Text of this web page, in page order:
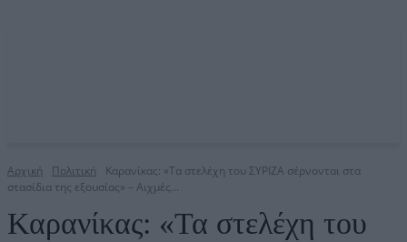
Αρχική Πολιτική
Καρανίκας: «Τα στελέχη του ΣΥΡΙΖΑ σέρνονται στα
στασίδια της εξουσίας» – Αιχμές...
Καρανίκας: «Τα στελέχη του